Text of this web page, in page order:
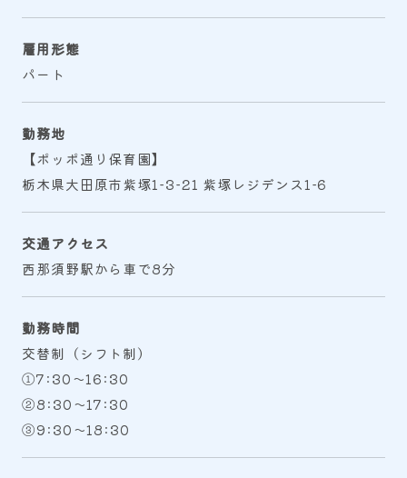
雇用形態
パート
勤務地
【ポッポ通り保育園】
栃木県大田原市紫塚1-3-21 紫塚レジデンス1-6
交通アクセス
西那須野駅から車で8分
勤務時間
交替制（シフト制）
①7:30～16:30
②8:30～17:30
③9:30～18:30